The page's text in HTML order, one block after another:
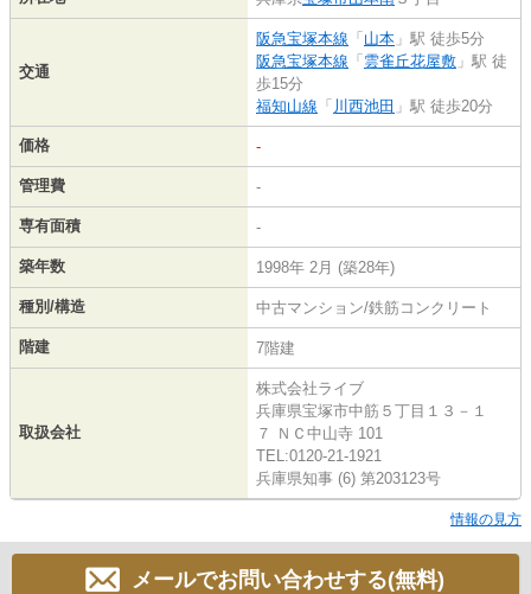
交通
阪急宝塚本線 「 山本 」駅 徒歩5分
阪急宝塚本線 「 雲雀丘花屋敷 」駅 徒
歩15分
福知山線 「 川西池田 」駅 徒歩20分
価格 -
管理費 -
専有面積 -
築年数 1998年 2月 (築28年)
種別/構造 中古マンション/鉄筋コンクリート
階建 7階建
取扱会社
株式会社ライブ
兵庫県宝塚市中筋５丁目１３－１
７ ＮＣ中山寺 101
TEL:0120-21-1921
兵庫県知事 (6) 第203123号
情報の見方
メールでお問い合わせする(無料)